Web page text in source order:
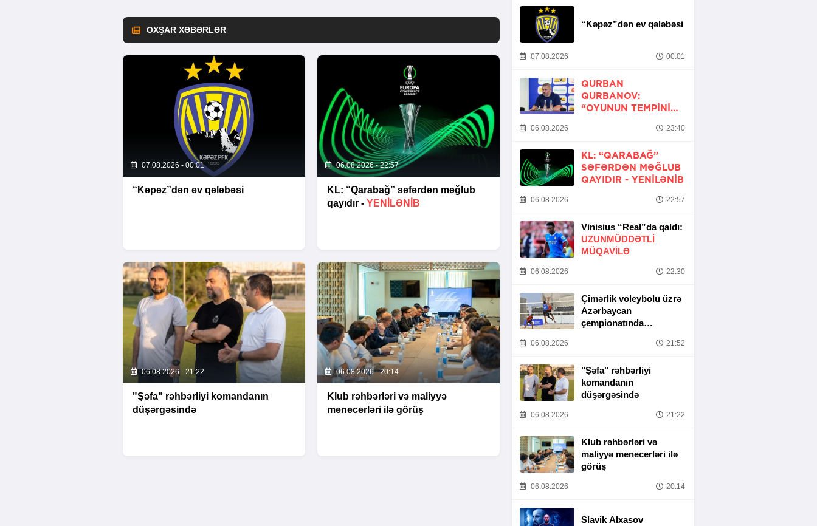
OXŞAR XƏBƏRLƏR
07.08.2026 - 00:01
“Kəpəz”dən ev qələbəsi
06.08.2026 - 22:57
KL: “Qarabağ” səfərdən məğlub
qayıdır - YENİLƏNİB
06.08.2026 - 21:22
"Şəfa" rəhbərliyi komandanın
düşərgəsində
06.08.2026 - 20:14
Klub rəhbərləri və maliyyə
menecerləri ilə görüş
“Kəpəz”dən ev qələbəsi
07.08.2026 00:01
QURBAN
QURBANOV:
“OYUNUN TEMPINI
06.08.2026 23:40
KL: “QARABAĞ”
SƏFƏRDƏN MƏĞLUB
QAYIDIR - YENİLƏNİB
06.08.2026 22:57
Vinisius “Real”da qaldı:
UZUNMÜDDƏTLİ
MÜQAVİLƏ
06.08.2026 22:30
Çimərlik voleybolu üzrə
Azərbaycan
çempionatında
06.08.2026 21:52
"Şəfa" rəhbərliyi
komandanın
düşərgəsində
06.08.2026 21:22
Klub rəhbərləri və
maliyyə menecerləri ilə
görüş
06.08.2026 20:14
Slavik Alxasov